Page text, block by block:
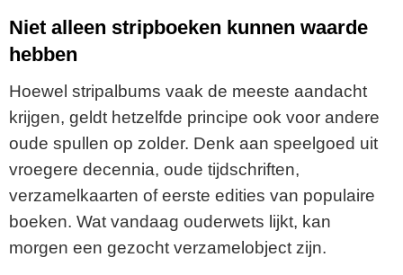
Niet alleen stripboeken kunnen waarde
hebben
Hoewel stripalbums vaak de meeste aandacht
krijgen, geldt hetzelfde principe ook voor andere
oude spullen op zolder. Denk aan speelgoed uit
vroegere decennia, oude tijdschriften,
verzamelkaarten of eerste edities van populaire
boeken. Wat vandaag ouderwets lijkt, kan
morgen een gezocht verzamelobject zijn.